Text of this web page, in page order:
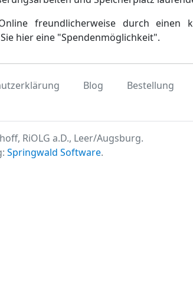
freundlicherweise durch einen
hier eine "Spendenmöglichkeit".
Blog Bestellung
RiOLG a.D., Leer/Augsburg.
Springwald Software.